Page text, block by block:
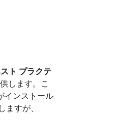
ト プラクテ
します。こ
インストール
すが、